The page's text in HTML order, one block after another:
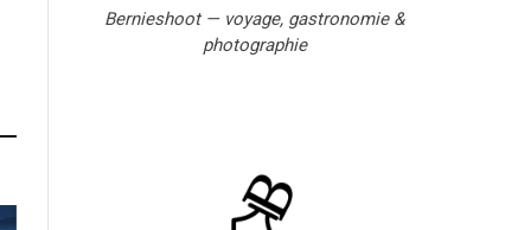
Bernieshoot — voyage, gastronomie &
photographie